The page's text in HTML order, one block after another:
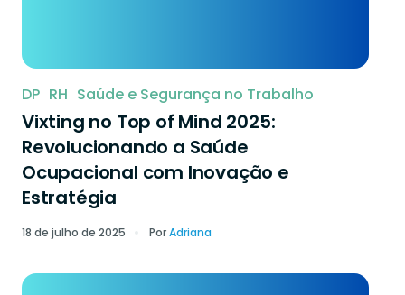
DP RH Saúde e Segurança no Trabalho
Vixting no Top of Mind 2025:
Revolucionando a Saúde
Ocupacional com Inovação e
Estratégia
18 de julho de 2025 PorAdriana